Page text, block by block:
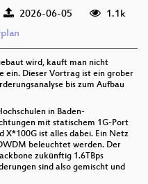
2026-06-05
1.1k
wird, kauft man nicht
ein. Dieser Vortrag ist ein grober
bis zum Aufbau
in Baden-
mit statischem 1G-Port
X*100G ist alles dabei. Ein Netz
beleuchtet werden. Der
zukünftig 1.6TBps
sind also gemischt und